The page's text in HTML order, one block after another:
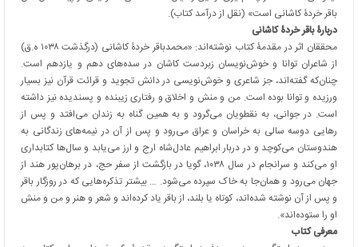
باقر خردۀ کاشانی است» (نقل از درآمد کتاب).
دربارۀ باقر خردۀ کاشانی
محققان اثر در مقدمۀ کتاب نوشته‌اند: «محمدباقر خردۀ کاشانی (درگذشت ۱۰۳۸ ه.ق)
از شاعران توانا و خوش‌نویسان زبردست کاشان در سده‌های دهم و یازدهم است.
چنان‌که گفته‌اند، جز شاعری و خوش‌نویسی در دانش تجوید و قرائت قرآن نیز بسیار
ورزیده و توانا بوده است. من و منش و اخلاق و رفتاری زیبنده و پسندیده نیز داشته
است. در جوانی، به نقطویان می‌گرود و به همین گناه به زندان می‌افتد و پس از
رهایی دوسه سالی به خراسان و عراق می‌رود و پس از آن در نیمه‌های زندگانی به
هندوستان می‌کوچد و در دربار ابراهیم عادل‌شاه ارج و ارز می‌یابد و سال‌ها کتابداری
او می‌کند و سرانجام در سال ۱۰۳۸، گویا در بازگشت از سفر حج، در برهان‌پور هند از
جهان می‌رود و همان‌جا به خاک سپرده می‌شود. … بیشتر تذکره‌هایی که در روزگار باقر
و پس از آن نوشته شده‌اند، کوتاه یا بلند، از باقر یاد کرده‌اند و شعر و هنر و من و منش
او را ستوده‌اند».
معرفی کتاب